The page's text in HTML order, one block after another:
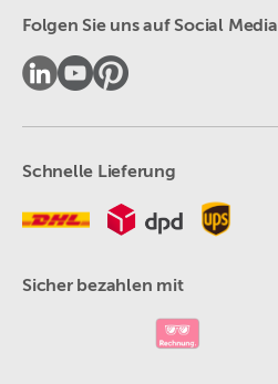
Folgen Sie uns auf Social Media
Schnelle Lieferung
Sicher bezahlen mit